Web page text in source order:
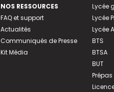
NOS RESSOURCES
FAQ et support
Actualités
Communiqués de Presse
Kit Média
Lycée
Lycée
Lycée
BTS
BTSA
BUT
Prépas